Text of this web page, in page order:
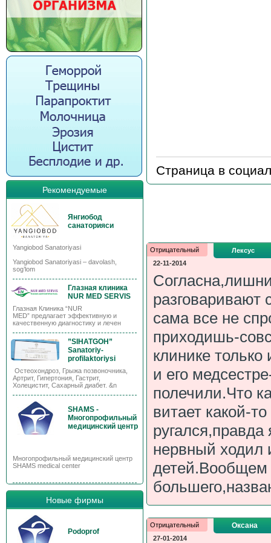
Рекомендуемые
Янгиобод
санаторияси
Yangiobod Sanatoriyasi
Yangiobod Sanatoriyasi – davolash,
sog’lom
Глазная клиника
NUR MED SERVIS
Глазная Клиника “NUR
MED” предлагает эффективную и
качественную диагностику и лечен
”SIHATGOH”
Sanatoriy-
profilaktoriysi
Остеохондроз, Грыжа позвоночника,
Артрит, Гипертония, Гастрит,
Холецистит, Сахарный диабет. &n
SHAMS -
Многопрофильный
медицинский центр
Многопрофильный медицинский центр
SHAMS medical center
Новые фирмы
Podoprof
Страница в
Отрицательный
22-11-2014
Лексус
разговаривают
сама все не
приходишь-
клинике
и его
полечили.Что
витает какой-
ругался,правда
нервный ходил
детей.Вообщем
Отрицательный
27-01-2014
Оксана